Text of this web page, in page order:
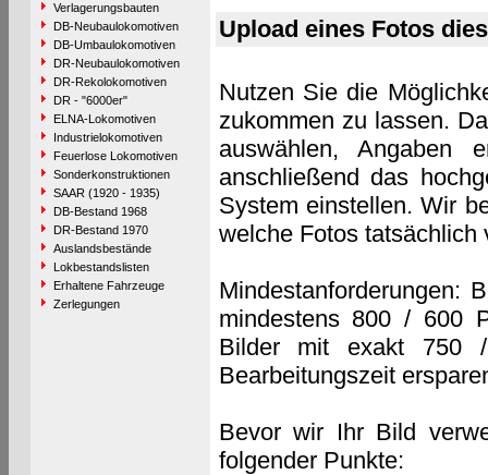
Verlagerungsbauten
DB-Neubaulokomotiven
DB-Umbaulokomotiven
DR-Neubaulokomotiven
DR-Rekolokomotiven
DR - "6000er"
ELNA-Lokomotiven
Industrielokomotiven
Feuerlose Lokomotiven
Sonderkonstruktionen
SAAR (1920 - 1935)
DB-Bestand 1968
DR-Bestand 1970
Auslandsbestände
Lokbestandslisten
Erhaltene Fahrzeuge
Zerlegungen
Upload eines Fotos
Nutzen Sie die
zukommen zu lassen.
auswählen, Angaben
anschließend das
System einstellen. Wir
welche Fotos tatsächlich
Mindestanforderungen:
mindestens 800 / 600
Bilder mit exakt 750
Bearbeitungszeit
Bevor wir Ihr Bild
folgender Punkte: